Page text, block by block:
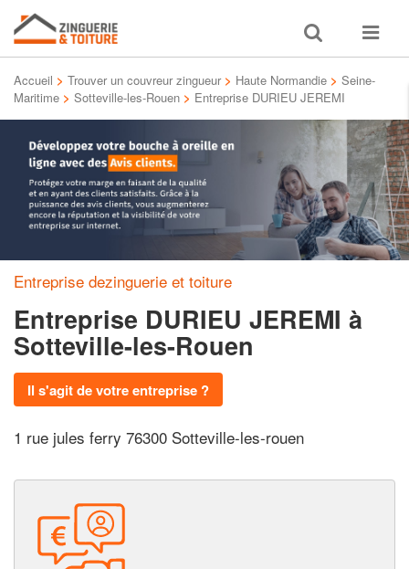
Toggle
search
Toggle
Accueil > Trouver un couvreur zingueur > Haute Normandie > Seine-
Maritime > Sotteville-les-Rouen > Entreprise DURIEU JEREMI
Entreprise dezinguerie et toiture
Entreprise DURIEU JEREMI à
Sotteville-les-Rouen
Il s'agit de votre entreprise ?
1 rue jules ferry 76300 Sotteville-les-rouen